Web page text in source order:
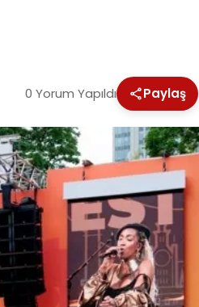
0 Yorum Yapıldı Paylaş